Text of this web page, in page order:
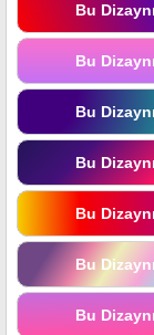
Bu
Bu
Bu
Bu
Bu
Bu
Bu